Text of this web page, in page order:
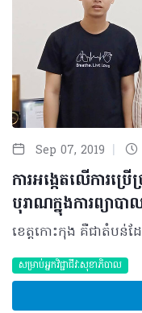
Sep 07, 2019 |
ការអង្កេតលើការប្
បុរាណក្នុងការព្យាប
សម្រាប់អ្នកវិជ្ជាជីវៈសុខាភិបាល